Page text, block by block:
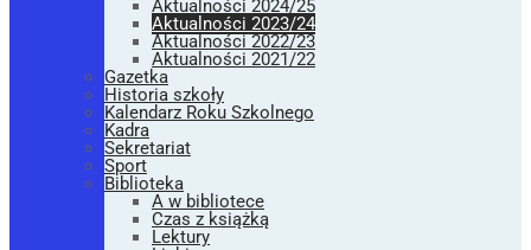
Aktualności 2024/25
Aktualności 2023/24
Aktualności 2022/23
Aktualności 2021/22
Gazetka
Historia szkoły
Kalendarz Roku Szkolnego
Kadra
Sekretariat
Sport
Biblioteka
A w bibliotece
Czas z książką
Lektury